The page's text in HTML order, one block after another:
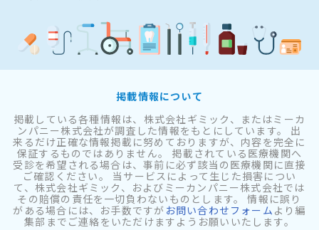
掲載情報について
掲載している各種情報は、株式会社ギミック、またはミーカ
ンパニー株式会社が調査した情報をもとにしています。 出
来るだけ正確な情報掲載に努めておりますが、内容を完全に
保証するものではありません。 掲載されている医療機関へ
受診を希望される場合は、事前に必ず該当の医療機関に直接
ご確認ください。 当サービスによって生じた損害につい
て、株式会社ギミック、およびミーカンパニー株式会社では
その賠償の責任を一切負わないものとします。 情報に誤り
がある場合には、お手数ですが お問い合わせフォーム より編
集部までご連絡をいただけますようお願いいたします。